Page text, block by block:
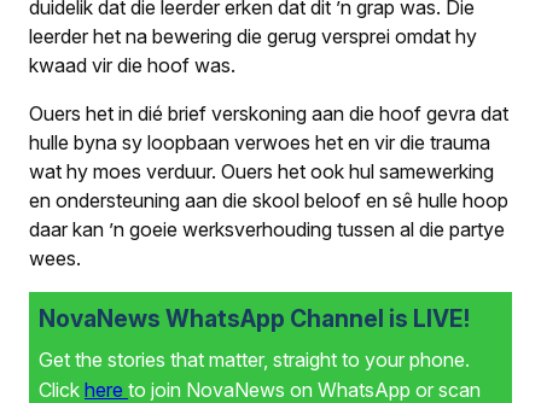
duidelik dat die leerder erken dat dit ’n grap was. Die
leerder het na bewering die gerug versprei omdat hy
kwaad vir die hoof was.
Ouers het in dié brief verskoning aan die hoof gevra dat
hulle byna sy loopbaan verwoes het en vir die trauma
wat hy moes verduur. Ouers het ook hul samewerking
en ondersteuning aan die skool beloof en sê hulle hoop
daar kan ’n goeie werksverhouding tussen al die partye
wees.
NovaNews WhatsApp Channel is LIVE!
Get the stories that matter, straight to your phone.
Click here to join NovaNews on WhatsApp or scan